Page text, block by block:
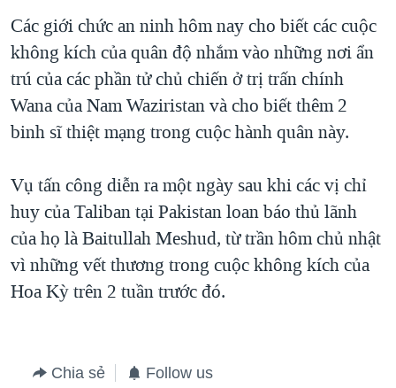
"Tìm"NGƯỜI VIỆT HẢI NGOẠI
ĐỜI SỐNG
KHOA HỌC
VĂN HOÁ
THỂ THAO
GIÁO DỤC
HÀNH TRÌNH BẦU CỬ 2024
MỘT NĂM CHIẾN TRANH TẠI DẢI GAZA
GIẢI MÃ VÀNH ĐAI & CON ĐƯỜNG
NGÀY TỊ NẠN THẾ GIỚI
GROUND ZERO – XƯA VÀ NAY
CHI PHÍ CHIẾN TRANH AFGHANISTAN
CÁC GIÁ TRỊ CỘNG HÒA Ở VIỆT NAM
THƯỢNG ĐỈNH TRUMP-KIM TẠI VIỆT NAM
NGƯ DÂN VIỆT VÀ LÀN SÓNG TRỘM HẢI SÂM
VIDEO
NGHE
MẠNG XÃ HỘI
Ngôn ngữ khác
Các giới chức an ninh hôm nay cho biết các cuộc
không kích của quân độ nhắm vào những nơi ẩn
trú của các phần tử chủ chiến ở trị trấn chính
Wana của Nam Waziristan và cho biết thêm 2
binh sĩ thiệt mạng trong cuộc hành quân này.
Vụ tấn công diễn ra một ngày sau khi các vị chỉ
huy của Taliban tại Pakistan loan báo thủ lãnh
của họ là Baitullah Meshud, từ trần hôm chủ nhật
vì những vết thương trong cuộc không kích của
Hoa Kỳ trên 2 tuần trước đó.
Chia sẻ Follow us